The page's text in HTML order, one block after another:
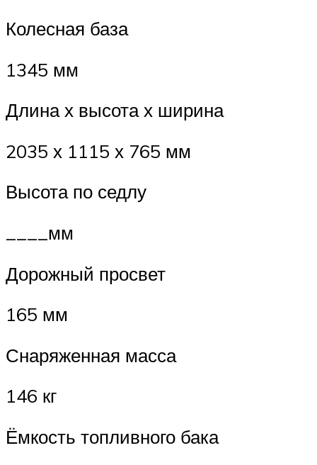
Колесная база
1345 мм
Длина х высота х ширина
2035 х 1115 х 765 мм
Высота по седлу
____мм
Дорожный просвет
165 мм
Снаряженная масса
146 кг
Ёмкость топливного бака